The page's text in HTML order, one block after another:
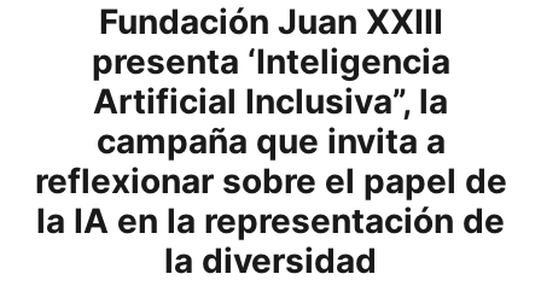
Fundación Juan XXIII
presenta ‘Inteligencia
Artificial Inclusiva”, la
campaña que invita a
reflexionar sobre el papel de
la IA en la representación de
la diversidad